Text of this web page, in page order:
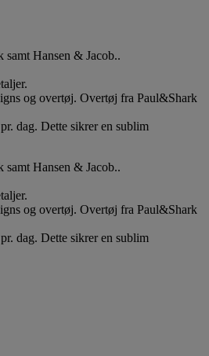
Hansen & Jacob..
og overtøj. Overtøj fra Paul&Shark
dag. Dette sikrer en sublim
Hansen & Jacob..
og overtøj. Overtøj fra Paul&Shark
dag. Dette sikrer en sublim